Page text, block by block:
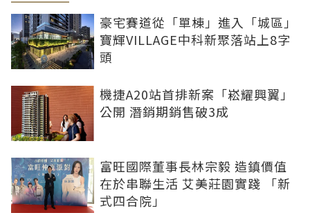
豪宅賽道從「單棟」進入「城區」
寶輝VILLAGE中科新聚落站上8字
頭
機捷A20站首排新案「崧耀興翼」
公開 潛銷期銷售破3成
富旺國際董事長林宗毅 造鎮價值
在於串聯生活 艾美莊園實踐 「新
式四合院」